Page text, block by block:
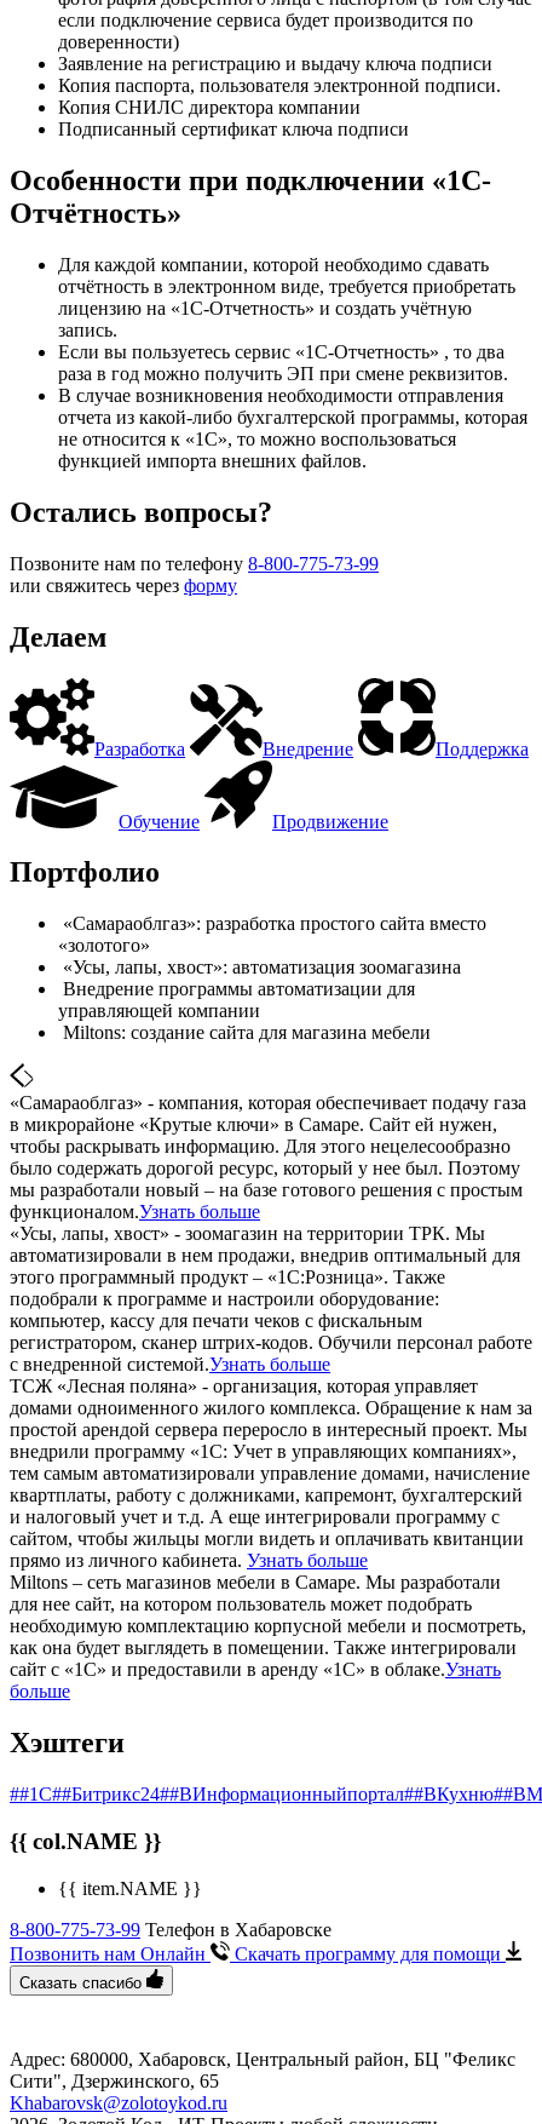
если подключение сервиса будет производится по
доверенности)
Заявление на регистрацию и выдачу ключа подписи
Копия паспорта, пользователя электронной подписи.
Копия СНИЛС директора компании
Подписанный сертификат ключа подписи
Особенности при подключении «1С-
Отчётность»
Для каждой компании, которой необходимо сдавать
отчётность в электронном виде, требуется приобретать
лицензию на «1С-Отчетность» и создать учётную
запись.
Если вы пользуетесь сервис «1С-Отчетность» , то два
раза в год можно получить ЭП при смене реквизитов.
В случае возникновения необходимости отправления
отчета из какой-либо бухгалтерской программы, которая
не относится к «1С», то можно воспользоваться
функцией импорта внешних файлов.
Остались вопросы?
Позвоните нам по телефону 8-800-775-73-99
или свяжитесь через форму
Делаем
Разработка Внедрение Поддержка
Обучение Продвижение
Портфолио
«Самараоблгаз»: разработка простого сайта вместо
«золотого»
«Усы, лапы, хвост»: автоматизация зоомагазина
Внедрение программы автоматизации для
управляющей компании
Miltons: создание сайта для магазина мебели
«Самараоблгаз» - компания, которая обеспечивает подачу газа
в микрорайоне «Крутые ключи» в Самаре. Сайт ей нужен,
чтобы раскрывать информацию. Для этого нецелесообразно
было содержать дорогой ресурс, который у нее был. Поэтому
мы разработали новый – на базе готового решения с простым
функционалом.Узнать больше
«Усы, лапы, хвост» - зоомагазин на территории ТРК. Мы
автоматизировали в нем продажи, внедрив оптимальный для
этого программный продукт – «1С:Розница». Также
подобрали к программе и настроили оборудование:
компьютер, кассу для печати чеков с фискальным
регистратором, сканер штрих-кодов. Обучили персонал работе
с внедренной системой.Узнать больше
ТСЖ «Лесная поляна» - организация, которая управляет
домами одноименного жилого комплекса. Обращение к нам за
простой арендой сервера переросло в интересный проект. Мы
внедрили программу «1С: Учет в управляющих компаниях»,
тем самым автоматизировали управление домами, начисление
квартплаты, работу с должниками, капремонт, бухгалтерский
и налоговый учет и т.д. А еще интегрировали программу с
сайтом, чтобы жильцы могли видеть и оплачивать квитанции
прямо из личного кабинета. Узнать больше
Miltons – сеть магазинов мебели в Самаре. Мы разработали
для нее сайт, на котором пользователь может подобрать
необходимую комплектацию корпусной мебели и посмотреть,
как она будет выглядеть в помещении. Также интегрировали
сайт с «1С» и предоставили в аренду «1С» в облаке.Узнать
больше
Хэштеги
##1С##Битрикс24##ВИнформационныйпортал##ВКухню
{{ col.NAME }}
{{ item.NAME }}
8-800-775-73-99 Телефон в Хабаровске
Позвонить нам Онлайн
Скачать программу для помощи
Сказать спасибо
Адрес: 680000, Хабаровск, Центральный район, БЦ "Феликс
Сити", ​Дзержинского, 65
Khabarovsk@zolotoykod.ru